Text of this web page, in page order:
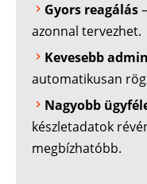
Gyors reagálás
azonnal tervezhet.
Kevesebb
automatikusan
Nagyobb
készletadatok
megbízhatóbb.